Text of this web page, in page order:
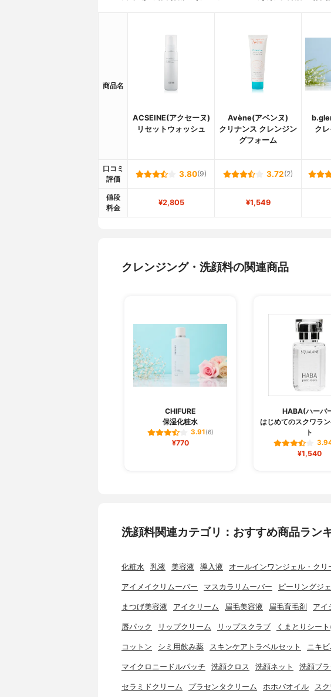
商品名
ACSEINE(アクセーヌ)
リセットウォッシュ
Avène(アベンヌ)
クリナンス クレンジン
グフォーム
ク
口コミ
評価
3.80(9) 3.72(2)
値段
料金
¥2,805 ¥1,549
クレンジング・洗顔料の関連商品
CHIFURE
保湿化粧水
3.91(6)
¥770
HABA(ハーバ
はじめてのスクワラ
ト
¥1,540
洗顔料関連カテゴリ：おすすめ商品ラン
化粧水 乳液 美容液 導入液 オールインワンジェル・クリ
アイメイクリムーバー マスカラリムーバー ピーリングジ
まつげ美容液 アイクリーム 眉毛美容液 眉毛育毛剤 アイ
唇パック リップクリーム リップスクラブ くまとりシー
コットン シミ用飲み薬 スキンケアトラベルセット ニキ
マイクロニードルパッチ 洗顔クロス 洗顔ネット 洗顔ブラ
セラミドクリーム プラセンタクリーム ホホバオイル ス